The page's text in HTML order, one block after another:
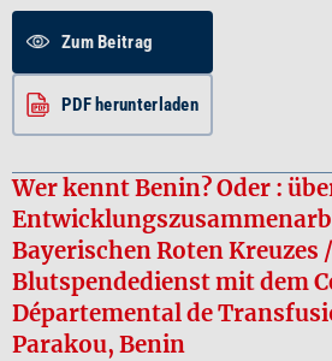
Zum Beitrag
PDF herunterladen
Wer kennt Benin? Oder :
Bayerischen Roten Kreuzes /
Blutspendedienst mit dem
Départemental de
Parakou, Benin